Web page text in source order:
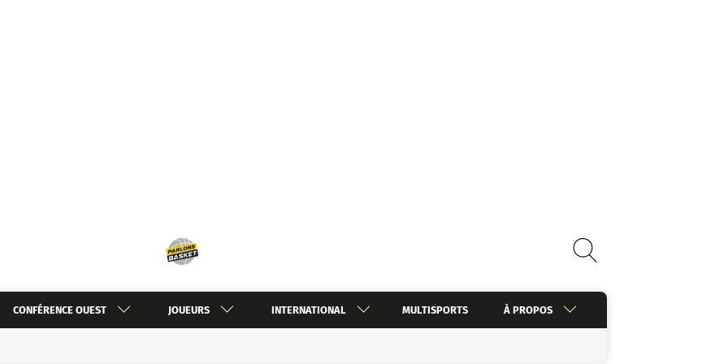
CONFÉRENCE OUEST JOUEURS INTERNATIONAL MULTISPORTS À PROPOS